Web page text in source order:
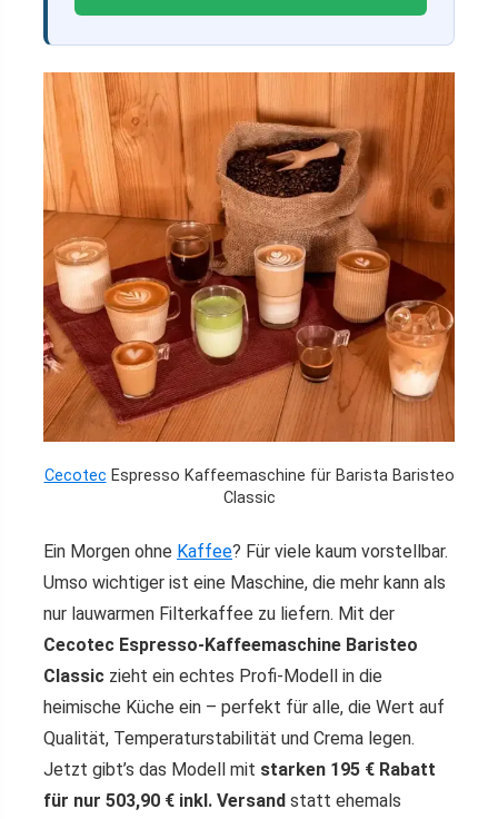
Cecotec Espresso Kaffeemaschine für Barista Baristeo
Classic
Ein Morgen ohne Kaffee? Für viele kaum vorstellbar.
Umso wichtiger ist eine Maschine, die mehr kann als
nur lauwarmen Filterkaffee zu liefern. Mit der
Cecotec Espresso-Kaffeemaschine Baristeo
Classic zieht ein echtes Profi-Modell in die
heimische Küche ein – perfekt für alle, die Wert auf
Qualität, Temperaturstabilität und Crema legen.
Jetzt gibt’s das Modell mit starken 195 € Rabatt
für nur 503,90 € inkl. Versand statt ehemals